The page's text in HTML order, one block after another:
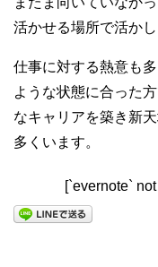
活かせる場所で活か
仕事に対する熱意も
ような状態に合った
なキャリアを築き新
多くいます。
[`evernote`